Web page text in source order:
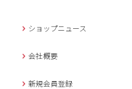
ショップニュース
会社概要
新規会員登録